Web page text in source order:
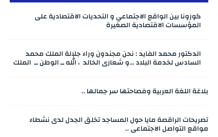
كورونا بين الواقع الاجتماعي و التحديات الاقتصادية على
المؤسسات الاقتصادية الصغيرة
الدكتور محمد الفايد : نحن مجندون وراء جلالة الملك محمد
السادس لخدمة البلاد …و شعاري الخالد ، الله ــ الوطن ــ الملك
بلاغة اللغة العربية وفصاحتها سر جمالها ..
تصريحات الراقصة مايا حول المساجد تخلق الجدل لدى نشطاء
مواقع التواصل الاجتماعي ..